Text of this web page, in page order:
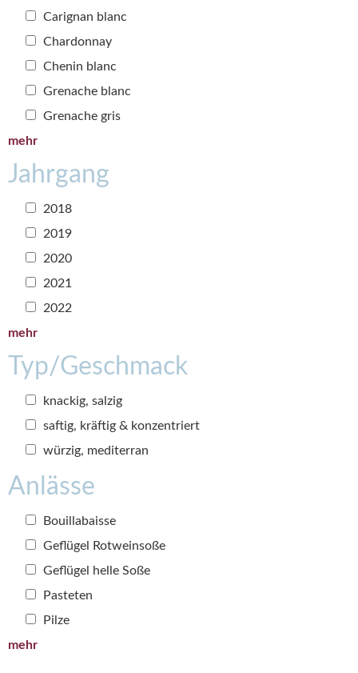
Carignan blanc
Chardonnay
Chenin blanc
Grenache blanc
Grenache gris
mehr
Jahrgang
2018
2019
2020
2021
2022
mehr
Typ/Geschmack
knackig, salzig
saftig, kräftig & konzentriert
würzig, mediterran
Anlässe
Bouillabaisse
Geflügel Rotweinsoße
Geflügel helle Soße
Pasteten
Pilze
mehr